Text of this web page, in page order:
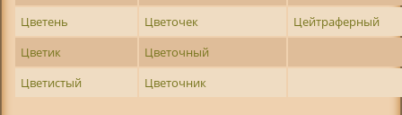
Цветень
Цветочек
Цейтраферный
Цветик
Цветочный
Цветистый
Цветочник